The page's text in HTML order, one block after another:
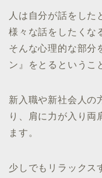
人は自分が話をした
様々な話をしたくな
そんな心理的な部分
ン』をとるというこ
新入職や新社会人の
り、肩に力が入り両
ます。
少しでもリラックス